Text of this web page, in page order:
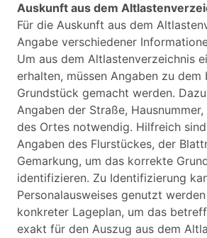
Auskunft aus dem
Für die Auskunft aus dem
Angabe verschiedener
Um aus dem Altlastenverzeichnis
erhalten, müssen Angaben zu dem
Grundstück gemacht werden.
Angaben der Straße,
des Ortes notwendig. Hilfreich
Angaben des Flurstückes, der
Gemarkung, um das korrekte
identifizieren. Zu Identifizierung
Personalausweises genutzt
konkreter Lageplan, um das
exakt für den Auszug aus dem